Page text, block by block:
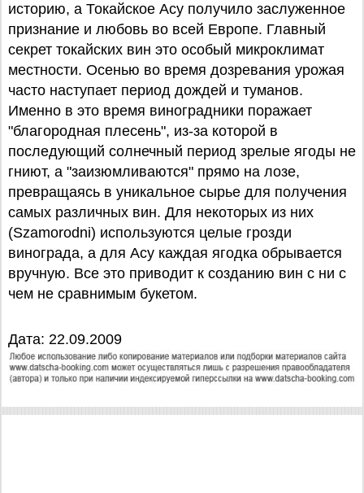
историю, а Токайское Асу получило заслуженное
признание и любовь во всей Европе. Главный
секрет токайских вин это особый микроклимат
местности. Осенью во время дозревания урожая
часто наступает период дождей и туманов.
Именно в это время виноградники поражает
"благородная плесень", из-за которой в
последующий солнечный период зрелые ягоды не
гниют, а "заизюмливаются" прямо на лозе,
превращаясь в уникальное сырье для получения
самых различных вин. Для некоторых из них
(Szamorodni) используются целые грозди
винограда, а для Асу каждая ягодка обрывается
вручную. Все это приводит к созданию вин с ни с
чем не сравнимым букетом.
Дата: 22.09.2009